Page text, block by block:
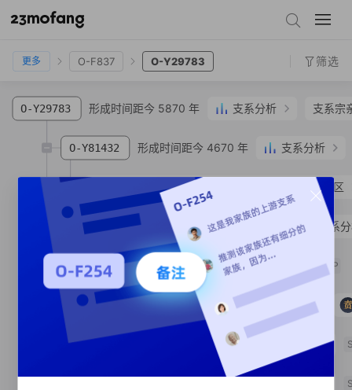
O-F175
更多 O-F837 O-Y29783 筛选
O-Y29783 形成时间距今 5870 年 支系分析 支系宗
O-Y81432 形成时间距今 4670 年 支系分析
O-MF912833陈** 江苏省 南京市 秦淮区
O-MF299944 形成时间距今 3520 年 支系
O-MF302506 形成时间距今 1440 年 SNP
O-MF302510 形成时间距今 630 年 贲
O-MF298668 人